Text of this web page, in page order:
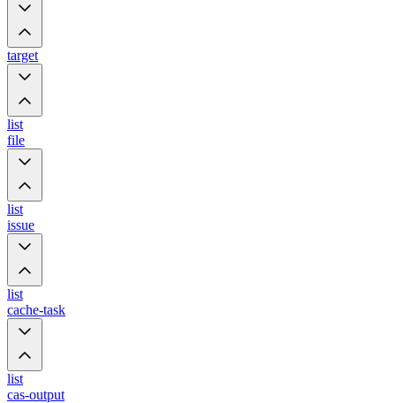
target
list
file
list
issue
list
cache-task
list
cas-output